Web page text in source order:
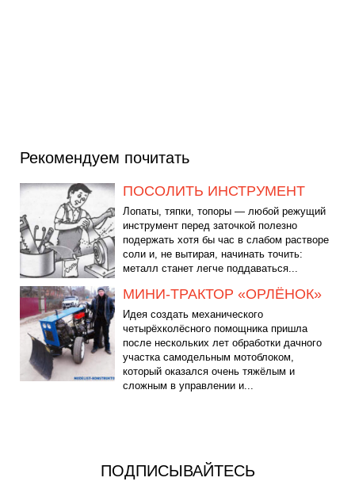
Рекомендуем почитать
ПОСОЛИТЬ ИНСТРУМЕНТ
Лопаты, тяпки, топоры — любой режущий
инструмент перед заточкой полезно
подержать хотя бы час в слабом растворе
соли и, не вытирая, начинать точить:
металл станет легче поддаваться...
МИНИ-ТРАКТОР «ОРЛЁНОК»
Идея создать механического
четырёхколёсного помощника пришла
после нескольких лет обработки дачного
участка самодельным мотоблоком,
который оказался очень тяжёлым и
сложным в управлении и...
ПОДПИСЫВАЙТЕСЬ